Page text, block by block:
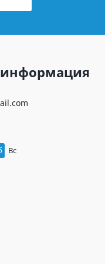
информация
Вс